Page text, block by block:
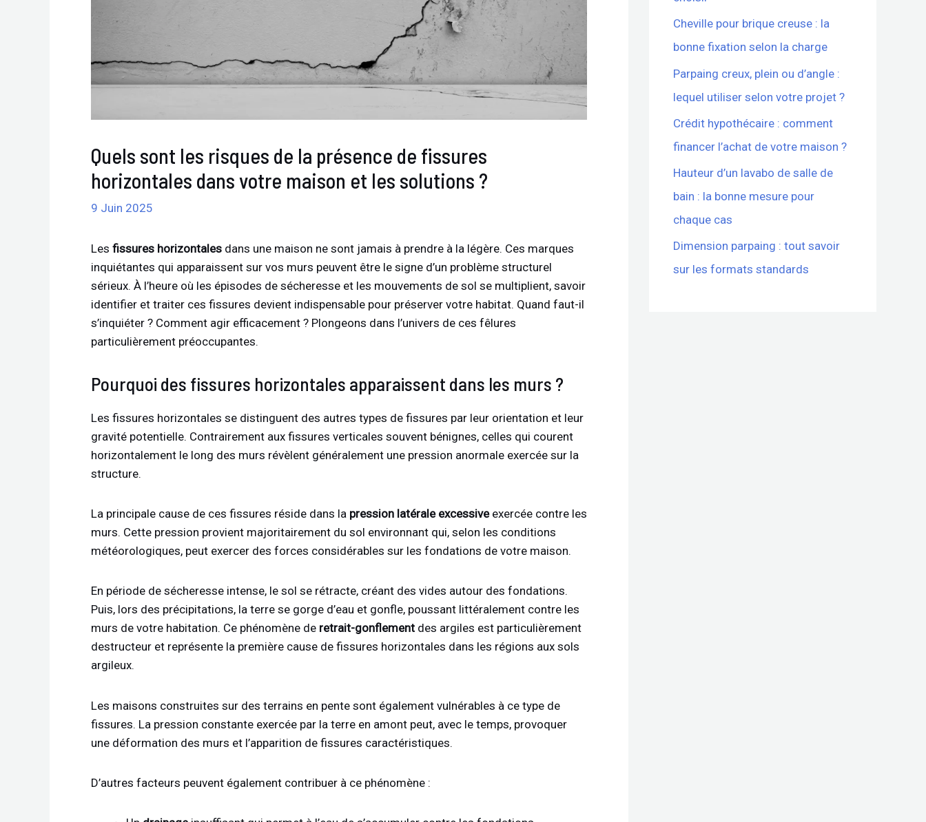
Quels sont les risques de la présence de fissures
horizontales dans votre maison et les solutions ?
9 Juin 2025
Les fissures horizontales dans une maison ne sont jamais à prendre à la légère. Ces marques
inquiétantes qui apparaissent sur vos murs peuvent être le signe d’un problème structurel
sérieux. À l’heure où les épisodes de sécheresse et les mouvements de sol se multiplient, savoir
identifier et traiter ces fissures devient indispensable pour préserver votre habitat. Quand faut-il
s’inquiéter ? Comment agir efficacement ? Plongeons dans l’univers de ces fêlures
particulièrement préoccupantes.
Pourquoi des fissures horizontales apparaissent dans les murs ?
Les fissures horizontales se distinguent des autres types de fissures par leur orientation et leur
gravité potentielle. Contrairement aux fissures verticales souvent bénignes, celles qui courent
horizontalement le long des murs révèlent généralement une pression anormale exercée sur la
structure.
La principale cause de ces fissures réside dans la pression latérale excessiveexercée contre les
murs. Cette pression provient majoritairement du sol environnant qui, selon les conditions
météorologiques, peut exercer des forces considérables sur les fondations de votre maison.
En période de sécheresse intense, le sol se rétracte, créant des vides autour des fondations.
Puis, lors des précipitations, la terre se gorge d’eau et gonfle, poussant littéralement contre les
murs de votre habitation. Ce phénomène de retrait-gonflement des argiles est particulièrement
destructeur et représente la première cause de fissures horizontales dans les régions aux sols
argileux.
Les maisons construites sur des terrains en pente sont également vulnérables à ce type de
fissures. La pression constante exercée par la terre en amont peut, avec le temps, provoquer
une déformation des murs et l’apparition de fissures caractéristiques.
D’autres facteurs peuvent également contribuer à ce phénomène :
Cheville pour brique creuse : la
bonne fixation selon la charge
Parpaing creux, plein ou d’angle :
lequel utiliser selon votre projet ?
Crédit hypothécaire : comment
financer l’achat de votre maison ?
Hauteur d’un lavabo de salle de
bain : la bonne mesure pour
chaque cas
Dimension parpaing : tout savoir
sur les formats standards